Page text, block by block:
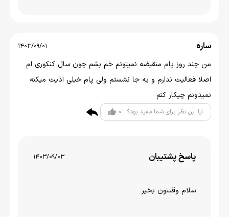
ساره 1403/09/01
من چند روز پام منقبضه نمیتونم خم بشم چون سال کنکوری ام
اصلا فعالیت ندارم و یه جا نشستم ولی پام خیلی اذیت میکنه
نمیدونم چیکار کنم
آیا این نظر برای شما مفید بود؟ 0
پاسخ پشتیبان 1403/09/03
سلام وقتتون بخیر